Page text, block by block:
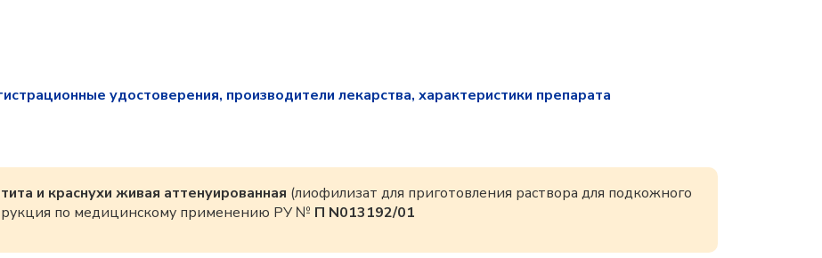
удостоверения, производители лекарства, характеристики препарата
и краснухи живая аттенуированная (лиофилизат для приготовления раствора для подкожного
по медицинскому применению РУ № П N013192/01